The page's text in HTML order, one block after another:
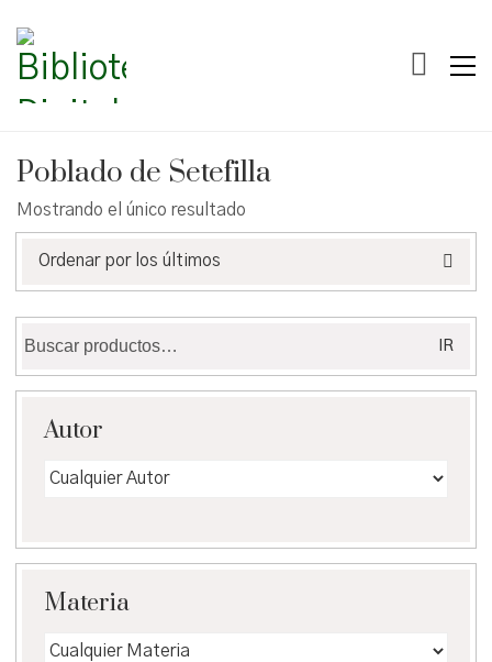
Poblado de Setefilla
Mostrando el único resultado
Ordenar por los últimos
por:
IR
Autor
Materia